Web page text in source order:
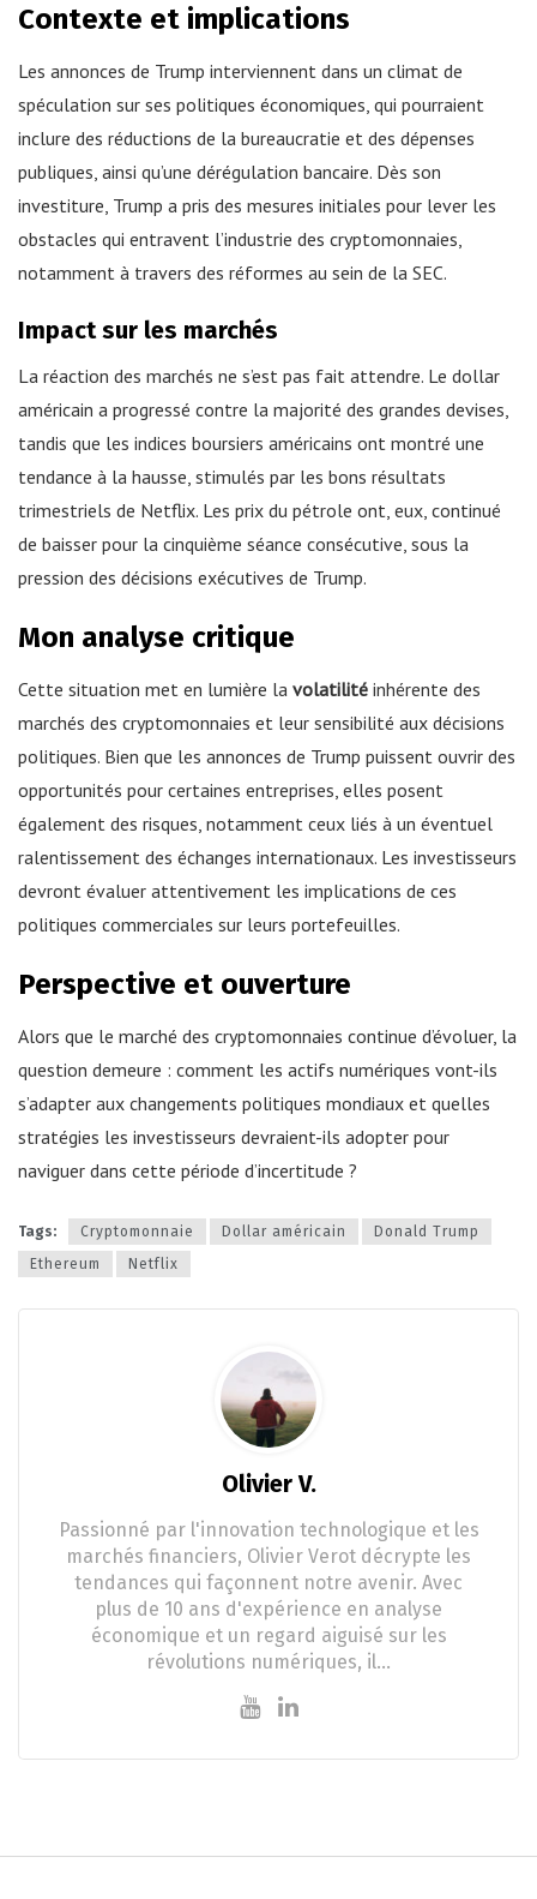
Contexte et implications
Les annonces de Trump interviennent dans un climat de
spéculation sur ses politiques économiques, qui pourraient
inclure des réductions de la bureaucratie et des dépenses
publiques, ainsi qu’une dérégulation bancaire. Dès son
investiture, Trump a pris des mesures initiales pour lever les
obstacles qui entravent l’industrie des cryptomonnaies,
notamment à travers des réformes au sein de la SEC.
Impact sur les marchés
La réaction des marchés ne s’est pas fait attendre. Le dollar
américain a progressé contre la majorité des grandes devises,
tandis que les indices boursiers américains ont montré une
tendance à la hausse, stimulés par les bons résultats
trimestriels de Netflix. Les prix du pétrole ont, eux, continué
de baisser pour la cinquième séance consécutive, sous la
pression des décisions exécutives de Trump.
Mon analyse critique
Cette situation met en lumière la volatilité inhérente des
marchés des cryptomonnaies et leur sensibilité aux décisions
politiques. Bien que les annonces de Trump puissent ouvrir des
opportunités pour certaines entreprises, elles posent
également des risques, notamment ceux liés à un éventuel
ralentissement des échanges internationaux. Les investisseurs
devront évaluer attentivement les implications de ces
politiques commerciales sur leurs portefeuilles.
Perspective et ouverture
Alors que le marché des cryptomonnaies continue d’évoluer, la
question demeure : comment les actifs numériques vont-ils
s’adapter aux changements politiques mondiaux et quelles
stratégies les investisseurs devraient-ils adopter pour
naviguer dans cette période d’incertitude ?
Tags: Cryptomonnaie Dollar américain
Donald Trump
Ethereum
Netflix
Olivier V.
Passionné par l'innovation technologique et les
marchés financiers, Olivier Verot décrypte les
tendances qui façonnent notre avenir. Avec
plus de 10 ans d'expérience en analyse
économique et un regard aiguisé sur les
révolutions numériques, il…